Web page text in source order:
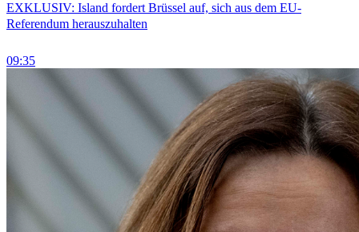
EXKLUSIV: Island fordert Brüssel auf, sich aus dem EU-
Referendum herauszuhalten
09:35